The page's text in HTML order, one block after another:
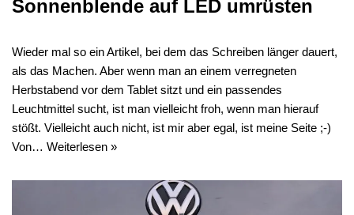
Sonnenblende auf LED umrüsten
Wieder mal so ein Artikel, bei dem das Schreiben länger dauert,
als das Machen. Aber wenn man an einem verregneten
Herbstabend vor dem Tablet sitzt und ein passendes
Leuchtmittel sucht, ist man vielleicht froh, wenn man hierauf
stößt. Vielleicht auch nicht, ist mir aber egal, ist meine Seite ;-)
Von… Weiterlesen »